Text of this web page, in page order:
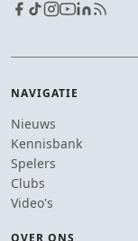
NAVIGATIE
Nieuws
Kennisbank
Spelers
Clubs
Video's
OVER ONS